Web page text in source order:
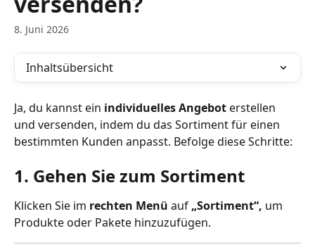
8. Juni 2026
Inhaltsübersicht
Ja, du kannst ein individuelles Angebot erstellen
und versenden, indem du das Sortiment für einen
bestimmten Kunden anpasst. Befolge diese Schritte:
1. Gehen Sie zum Sortiment
Klicken Sie im rechten Menü auf „Sortiment“, um
Produkte oder Pakete hinzuzufügen.